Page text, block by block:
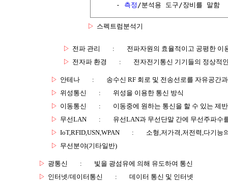
     -
측정 /분석용 도구/장비를 말함
▷ 스펙트럼분석기
▷ 전파 관리 :
전파자원의 효율적이고 공평한 이
▷ 전자파 환경 : 전자전기통신 기기들의 정상적
▷ 안테나 :
송수신 RF 회로 및 전송선로를 자유공간
▷ 위성통신 :
위성을 이용한 통신 방식
▷ 이동통신 :
이동중에 원하는 통신을 할 수 있는 제
▷ 무선LAN :
유선LAN과 무선단말 간에 무선주파수
▷ IoT,RFID,USN,WPAN :
소형,저가격,저전력,다기능
▷ 무선분야(기타일반)
▷ 광통신 :
빛을 광섬유에 의해 유도하여 통신
▷ 인터넷/데이터통신 : 데이터 통신 및 인터넷